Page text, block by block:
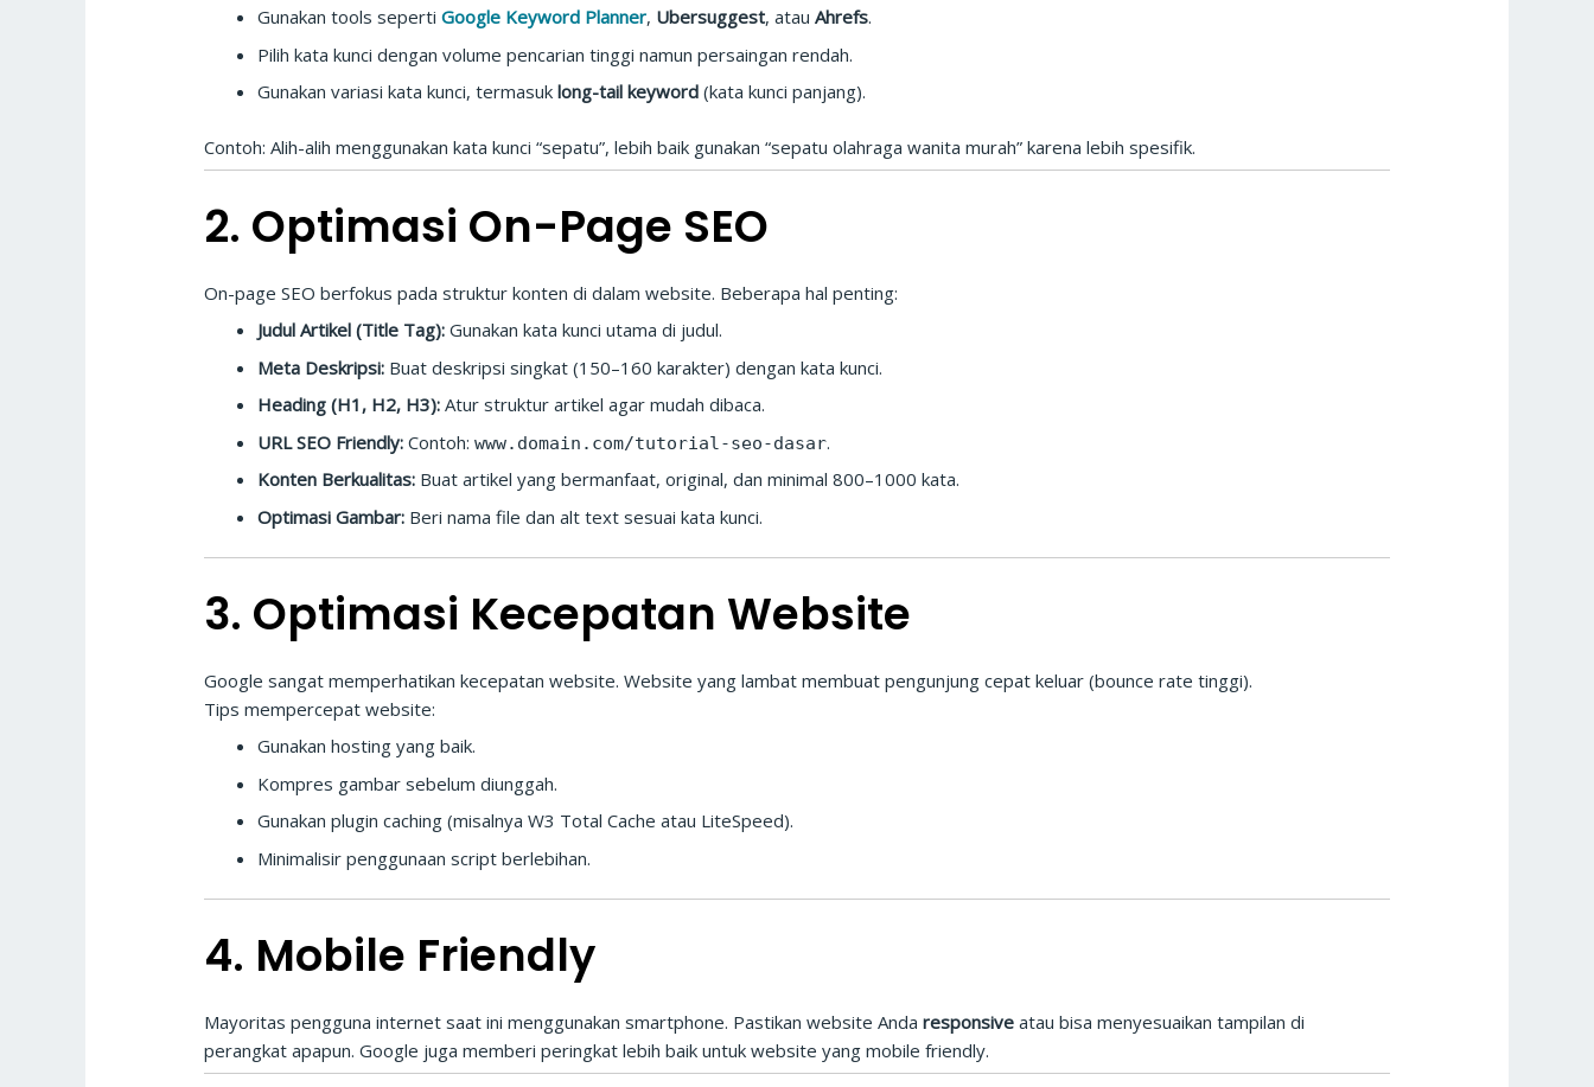
Gunakan tools sepertiGoogle Keyword Planner, Ubersuggest, atauAhrefs.
Pilih kata kunci dengan volume pencarian tinggi namun persaingan rendah.
Gunakan variasi kata kunci, termasuklong-tail keyword (kata kunci panjang).
Contoh: Alih-alih menggunakan kata kunci “sepatu”, lebih baik gunakan “sepatu olahraga wanita murah” karena lebih spesifik.
2. Optimasi On-Page SEO
On-page SEO berfokus pada struktur konten di dalam website. Beberapa hal penting:
Judul Artikel (Title Tag): Gunakan kata kunci utama di judul.
Meta Deskripsi: Buat deskripsi singkat (150–160 karakter) dengan kata kunci.
Heading (H1, H2, H3): Atur struktur artikel agar mudah dibaca.
URL SEO Friendly: Contoh:www.domain.com/tutorial-seo-dasar.
Konten Berkualitas: Buat artikel yang bermanfaat, original, dan minimal 800–1000 kata.
Optimasi Gambar: Beri nama file dan alt text sesuai kata kunci.
3. Optimasi Kecepatan Website
Google sangat memperhatikan kecepatan website. Website yang lambat membuat pengunjung cepat keluar (bounce rate tinggi).
Tips mempercepat website:
Gunakan hosting yang baik.
Kompres gambar sebelum diunggah.
Gunakan plugin caching (misalnya W3 Total Cache atau LiteSpeed).
Minimalisir penggunaan script berlebihan.
4. Mobile Friendly
Mayoritas pengguna internet saat ini menggunakan smartphone. Pastikan website Andaresponsive atau bisa menyesuaikan tampilan di
perangkat apapun. Google juga memberi peringkat lebih baik untuk website yang mobile friendly.